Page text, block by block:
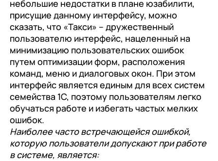
небольшие недостатки в плане юзабилити,
присущие данному интерфейсу, можно
сказать, что «Такси» – дружественный
пользователю интерфейс, нацеленный на
минимизацию пользовательских ошибок
путем оптимизации форм, расположения
команд, меню и диалоговых окон. При этом
интерфейс является единым для всех систем
семейства 1С, поэтому пользователям легко
обучаться работе и избегать частых мелких
ошибок.
Наиболее часто встречающейся ошибкой,
которую пользователи допускают при работе
в системе, является: